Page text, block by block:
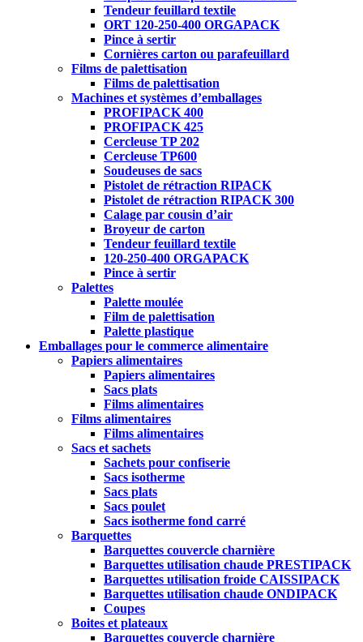
Tendeur feuillard textile
ORT 120-250-400 ORGAPACK
Pince à sertir
Cornières carton ou parafeuillard
Films de palettisation
Films de palettisation
Machines et systèmes d’emballages
PROFIPACK 400
PROFIPACK 425
Cercleuse TP 202
Cercleuse TP600
Soudeuses de sacs
Pistolet de rétraction RIPACK
Pistolet de rétraction RIPACK 300
Calage par cousin d’air
Broyeur de carton
Tendeur feuillard textile
120-250-400 ORGAPACK
Pince à sertir
Palettes
Palette moulée
Film de palettisation
Palette plastique
Emballages pour le commerce alimentaire
Papiers alimentaires
Papiers alimentaires
Sacs plats
Films alimentaires
Films alimentaires
Films alimentaires
Sacs et sachets
Sachets pour confiserie
Sacs isotherme
Sacs plats
Sacs poulet
Sacs isotherme fond carré
Barquettes
Barquettes couvercle charnière
Barquettes utilisation chaude PRESTIPACK
Barquettes utilisation froide CAISSIPACK
Barquettes utilisation chaude ONDIPACK
Coupes
Boites et plateaux
Barquettes couvercle charnière